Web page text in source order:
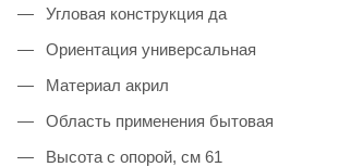
Угловая конструкция да
Ориентация универсальная
Материал акрил
Область применения бытовая
Высота с опорой, см 61